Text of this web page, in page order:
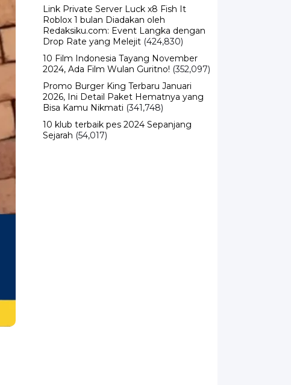
Link Private Server Luck x8 Fish It
Roblox 1 bulan Diadakan oleh
Redaksiku.com: Event Langka dengan
Drop Rate yang Melejit (424,830)
10 Film Indonesia Tayang November
2024, Ada Film Wulan Guritno! (352,097)
Promo Burger King Terbaru Januari
2026, Ini Detail Paket Hematnya yang
Bisa Kamu Nikmati (341,748)
10 klub terbaik pes 2024 Sepanjang
Sejarah (54,017)